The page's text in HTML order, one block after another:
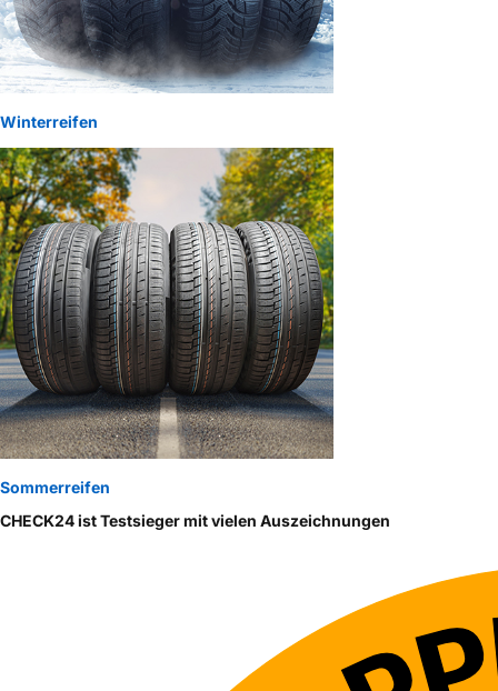
Winterreifen
Sommerreifen
CHECK24 ist Testsieger mit vielen Auszeichnungen